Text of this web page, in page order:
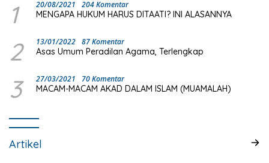
1 20/08/2021 204 Komentar
MENGAPA HUKUM HARUS DITAATI? INI ALASANNYA
2 13/01/2022 87 Komentar
Asas Umum Peradilan Agama, Terlengkap
3 27/03/2021 70 Komentar
MACAM-MACAM AKAD DALAM ISLAM (MUAMALAH)
Artikel